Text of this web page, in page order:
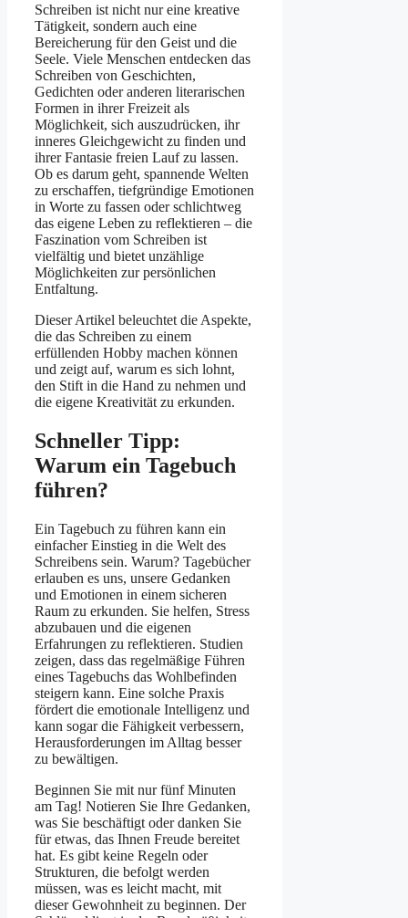
Schreiben ist nicht nur eine kreative
Tätigkeit, sondern auch eine
Bereicherung für den Geist und die
Seele. Viele Menschen entdecken das
Schreiben von Geschichten,
Gedichten oder anderen literarischen
Formen in ihrer Freizeit als
Möglichkeit, sich auszudrücken, ihr
inneres Gleichgewicht zu finden und
ihrer Fantasie freien Lauf zu lassen.
Ob es darum geht, spannende Welten
zu erschaffen, tiefgründige Emotionen
in Worte zu fassen oder schlichtweg
das eigene Leben zu reflektieren – die
Faszination vom Schreiben ist
vielfältig und bietet unzählige
Möglichkeiten zur persönlichen
Entfaltung.
Dieser Artikel beleuchtet die Aspekte,
die das Schreiben zu einem
erfüllenden Hobby machen können
und zeigt auf, warum es sich lohnt,
den Stift in die Hand zu nehmen und
die eigene Kreativität zu erkunden.
Schneller Tipp:
Warum ein Tagebuch
führen?
Ein Tagebuch zu führen kann ein
einfacher Einstieg in die Welt des
Schreibens sein. Warum? Tagebücher
erlauben es uns, unsere Gedanken
und Emotionen in einem sicheren
Raum zu erkunden. Sie helfen, Stress
abzubauen und die eigenen
Erfahrungen zu reflektieren. Studien
zeigen, dass das regelmäßige Führen
eines Tagebuchs das Wohlbefinden
steigern kann. Eine solche Praxis
fördert die emotionale Intelligenz und
kann sogar die Fähigkeit verbessern,
Herausforderungen im Alltag besser
zu bewältigen.
Beginnen Sie mit nur fünf Minuten
am Tag! Notieren Sie Ihre Gedanken,
was Sie beschäftigt oder danken Sie
für etwas, das Ihnen Freude bereitet
hat. Es gibt keine Regeln oder
Strukturen, die befolgt werden
müssen, was es leicht macht, mit
dieser Gewohnheit zu beginnen. Der